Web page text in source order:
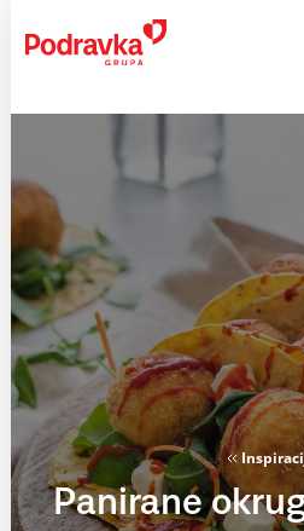
content
Panirane